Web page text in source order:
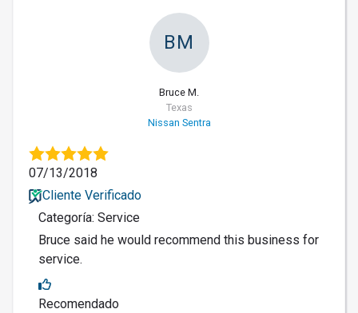
BM
Bruce M.
Texas
Nissan Sentra
07/13/2018
Cliente Verificado
Categoría: Service
Bruce said he would recommend this business for
service.
Recomendado